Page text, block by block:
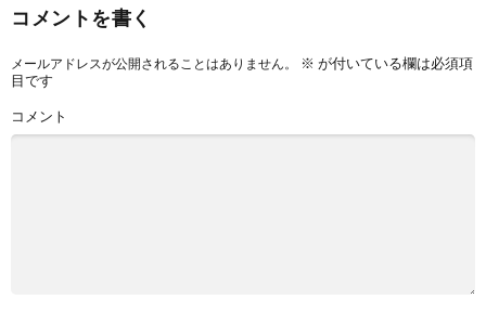
コメントを書く
メールアドレスが公開されることはありません。 ※ が付いている欄は必須項
目です
コメント